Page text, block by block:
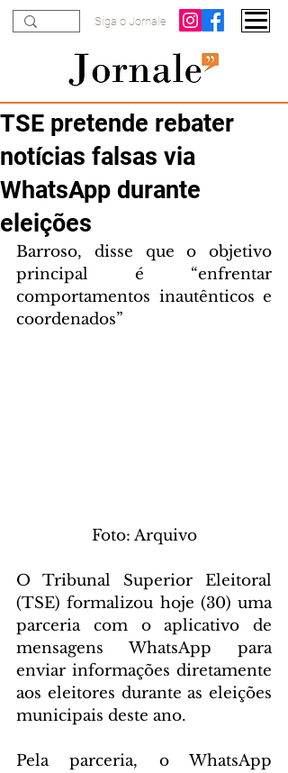
Siga o Jornale
TSE pretende rebater
notícias falsas via
WhatsApp durante
eleições
Barroso, disse que o objetivo
principal é “enfrentar
comportamentos inautênticos e
coordenados”
Foto: Arquivo
O Tribunal Superior Eleitoral
(TSE) formalizou hoje (30) uma
parceria com o aplicativo de
mensagens WhatsApp para
enviar informações diretamente
aos eleitores durante as eleições
municipais deste ano.
Pela parceria, o WhatsApp